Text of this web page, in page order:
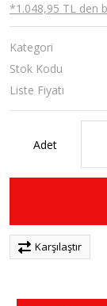
*1.048,95 TL den
Kategori
Stok Kodu
Liste Fiyatı
Adet
Karşılaştır